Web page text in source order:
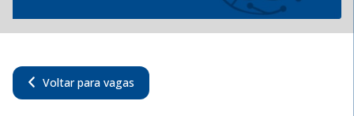
Voltar para vagas